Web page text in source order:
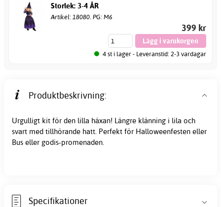
Storlek: 3-4 ÅR
Artikel: 18080. PG: M6
399 kr
4 st i lager - Leveranstid: 2-3 vardagar
Produktbeskrivning:
Urgulligt kit för den lilla häxan! Längre klänning i lila och
svart med tillhörande hatt. Perfekt för Halloweenfesten eller
Bus eller godis-promenaden.
Specifikationer